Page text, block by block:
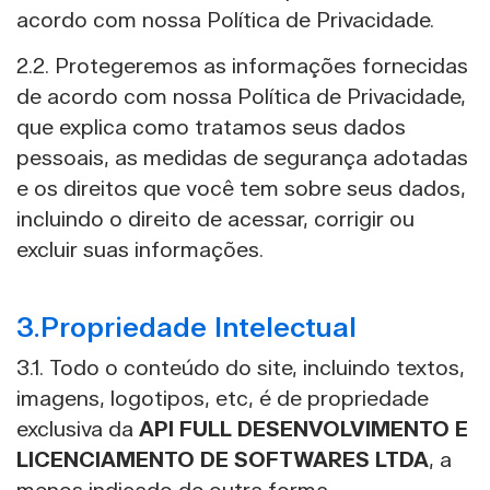
acordo com nossa Política de Privacidade.
2.2. Protegeremos as informações fornecidas
de acordo com nossa Política de Privacidade,
que explica como tratamos seus dados
pessoais, as medidas de segurança adotadas
e os direitos que você tem sobre seus dados,
incluindo o direito de acessar, corrigir ou
excluir suas informações.
3.Propriedade Intelectual
3.1. Todo o conteúdo do site, incluindo textos,
imagens, logotipos, etc, é de propriedade
exclusiva da API FULL DESENVOLVIMENTO E
LICENCIAMENTO DE SOFTWARES LTDA, a